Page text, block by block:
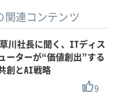
関連コンテンツ
草川社長に聞く、ITディス
ーターが“価値創出”する
創とAI戦略
9